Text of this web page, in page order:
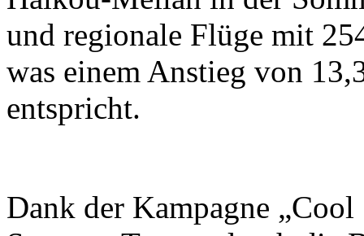
und regionale Flüge mit
was einem Anstieg von
entspricht.
Dank der Kampagne